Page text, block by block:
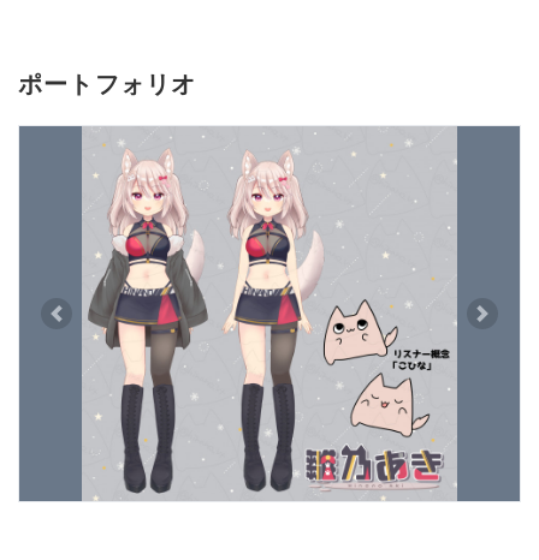
ポートフォリオ
Previous Next